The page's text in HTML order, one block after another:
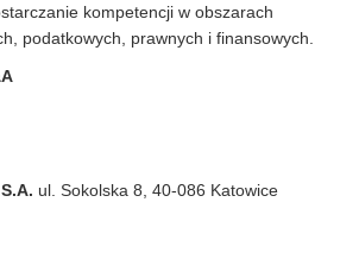
kompetencji w obszarach
podatkowych, prawnych i finansowych.
ul. Sokolska 8, 40-086 Katowice